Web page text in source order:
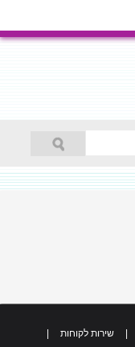
שירות לקוחות